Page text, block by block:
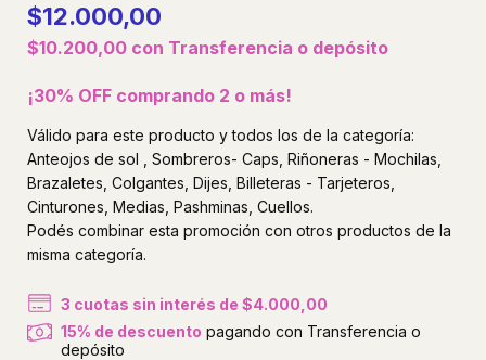
$12.000,00
$10.200,00 con Transferencia o depósito
¡30% OFF comprando 2 o más!
Válido para este producto y todos los de la categoría:
Anteojos de sol , Sombreros- Caps, Riñoneras - Mochilas,
Brazaletes, Colgantes, Dijes, Billeteras - Tarjeteros,
Cinturones, Medias, Pashminas, Cuellos.
Podés combinar esta promoción con otros productos de la
misma categoría.
3 cuotas sin interés de$4.000,00
15% de descuento pagando con Transferencia o
depósito